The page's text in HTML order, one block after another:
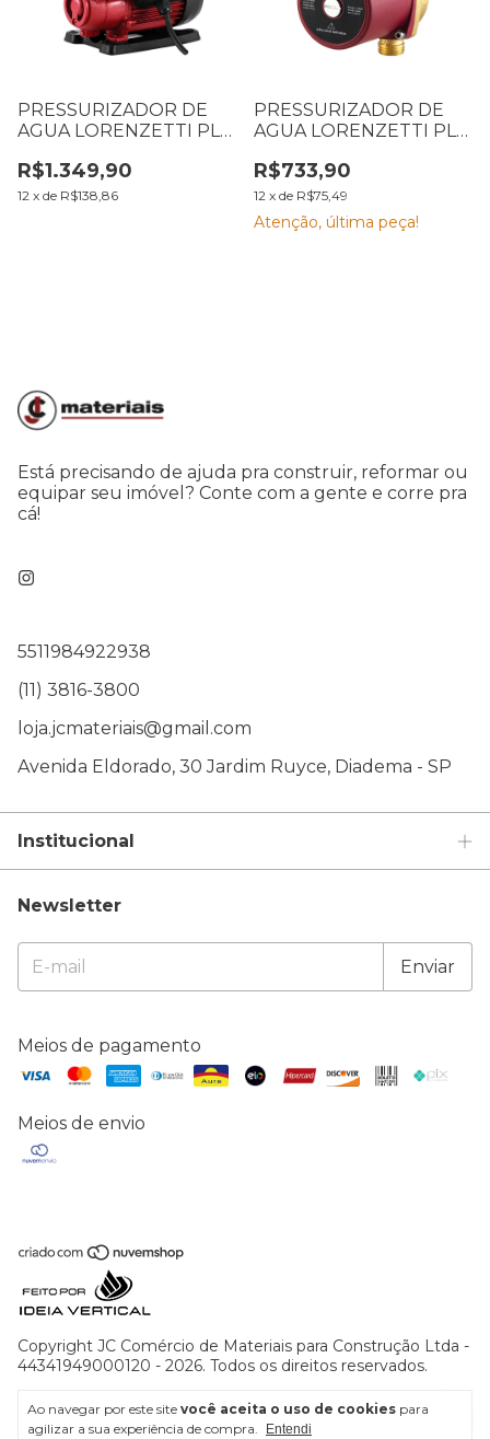
Ao navegar por este site você aceita o uso de cookies para
agilizar a sua experiência de compra.
Entendi
PRESSURIZADOR DE
AGUA LORENZETTI PL
1/2CV 370W BIVOLT
7541022
R$1.349,90
12 x de R$138,86
PRESSURIZADOR DE
AGUA LORENZETTI PL9
R$733,90
12 x de R$75,49
Atenção, última peça!
Está precisando de ajuda pra construir, reformar ou
equipar seu imóvel? Conte com a gente e corre pra
cá!
5511984922938
(11) 3816-3800
loja.jcmateriais@gmail.com
Avenida Eldorado, 30 Jardim Ruyce, Diadema - SP
Institucional
Newsletter
Meios de pagamento
Meios de envio
Copyright JC Comércio de Materiais para Construção Ltda -
44341949000120 - 2026. Todos os direitos reservados.